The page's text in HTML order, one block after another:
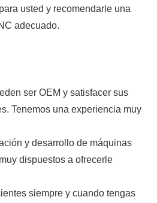
usted y recomendarle una
adecuado.
ser OEM y satisfacer sus
Tenemos una experiencia muy
y desarrollo de máquinas
dispuestos a ofrecerle
siempre y cuando tengas